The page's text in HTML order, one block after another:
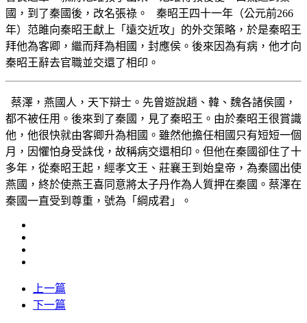
國，到了秦國後，改名張祿。 秦昭王四十一年（公元前266
年）范雎向秦昭王獻上「遠交近攻」的外交策略，於是秦昭王
拜他為客卿，繼而拜為相國，封應侯。後來因為有病，他才向
秦昭王辭去官職並交還了相印。
蔡澤，燕國人，天下辯士。先曾遊說趙、韓、魏各諸侯國，
都不被任用。後來到了秦國，見了秦昭王。由於秦昭王很賞識
他，他很快就由客卿升為相國。雖然他擔任相國只有短短一個
月，因懼怕身受誅伐，故稱病交還相印。但他在秦國卻住了十
多年，從秦昭王起，經孝文王、莊襄王到始皇帝，為秦國出使
燕國，終於使燕王喜同意將太子丹作為人質押在秦國。蔡澤在
秦國一直受到尊重，號為「綱成君」。
上一篇
下一篇